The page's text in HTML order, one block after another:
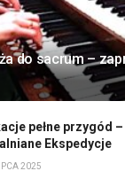
do sacrum –
pełne przygód
Ekspedycje
2025